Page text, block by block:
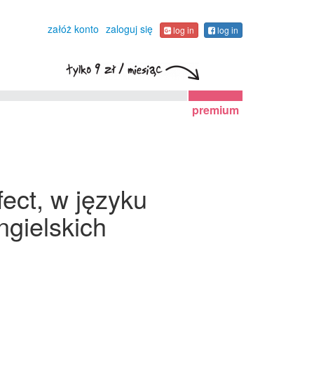
załóż konto zaloguj się log in log in
premium
w języku